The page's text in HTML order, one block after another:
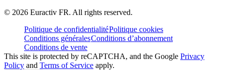
© 2026 Euractiv FR. All rights reserved.
Politique de confidentialitéPolitique cookies
Conditions généralesConditions d’abonnement
Conditions de vente
This site is protected by reCAPTCHA, and the Google Privacy
Policy and Terms of Service apply.